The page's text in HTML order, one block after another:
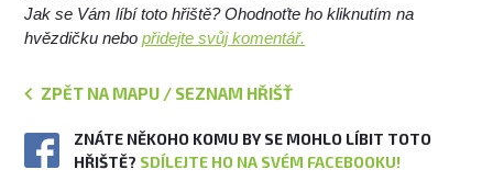
Jak se Vám líbí toto hřiště? Ohodnoťte ho kliknutím na
hvězdičku nebopřidejte svůj komentář.
ZPĚT NA MAPU / SEZNAM HŘIŠŤ
ZNÁTE NĚKOHO KOMU BY SE MOHLO LÍBIT TOTO
HŘIŠTĚ? SDÍLEJTE HO NA SVÉM FACEBOOKU!